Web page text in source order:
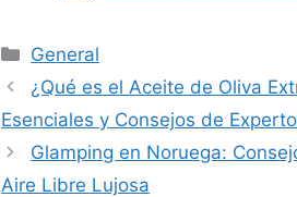
Categories
General
¿Qué es el Aceite de Oliva
Esenciales y Consejos de
Glamping en Noruega:
Aire Libre Lujosa